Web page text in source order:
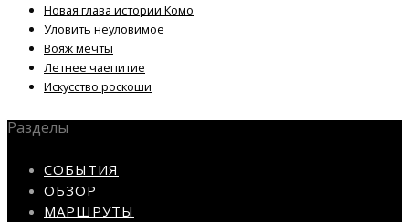
Новая глава истории Комо
Уловить неуловимое
Вояж мечты
Летнее чаепитие
Искусство роскоши
Разделы
СОБЫТИЯ
ОБЗОР
МАРШРУТЫ